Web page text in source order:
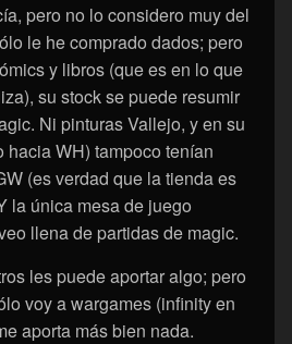
pero no lo considero muy del
le he comprado dados; pero
y libros (que es en lo que
su stock se puede resumir
Ni pinturas Vallejo, y en su
hacia WH) tampoco tenían
(es verdad que la tienda es
la única mesa de juego
llena de partidas de magic.
les puede aportar algo; pero
voy a wargames (infinity en
aporta más bien nada.